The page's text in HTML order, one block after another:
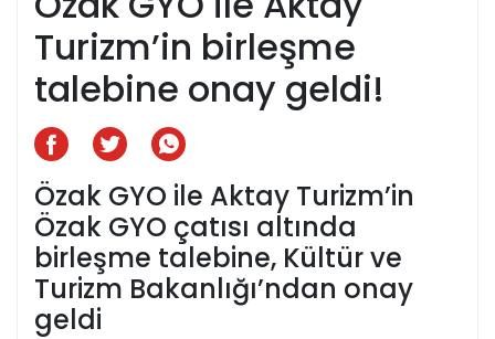
Turizm’in birleşme
talebine onay geldi!
Özak GYO ile Aktay Turizm’in
Özak GYO çatısı altında
birleşme talebine, Kültür ve
Turizm Bakanlığı’ndan onay
geldi